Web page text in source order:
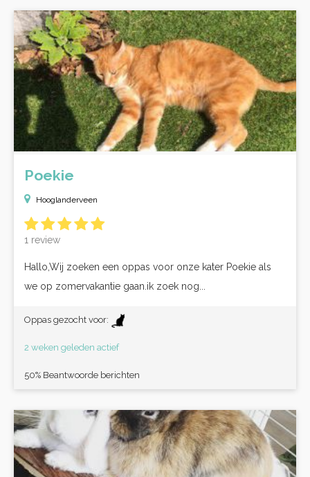
Poekie
Hooglanderveen
1 review
Hallo,Wij zoeken een oppas voor onze kater Poekie als
we op zomervakantie gaan.ik zoek nog...
Oppas gezocht voor:
2 weken geleden actief
50% Beantwoorde berichten